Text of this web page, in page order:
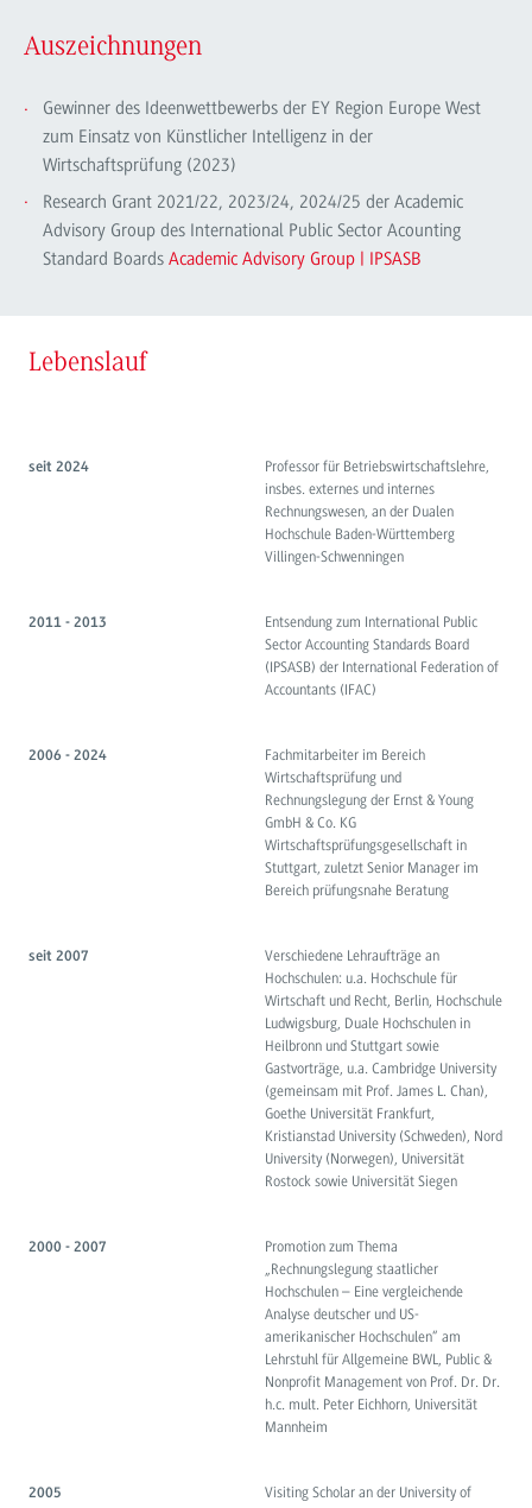
Auszeichnungen
Gewinner des Ideenwettbewerbs der EY Region Europe West
zum Einsatz von Künstlicher Intelligenz in der
Wirtschaftsprüfung (2023)
Research Grant 2021/22, 2023/24, 2024/25 der Academic
Advisory Group des International Public Sector Acounting
Standard BoardsAcademic Advisory Group | IPSASB
Lebenslauf
seit 2024
Professor für Betriebswirtschaftslehre,
insbes. externes und internes
Rechnungswesen, an der Dualen
Hochschule Baden-Württemberg
Villingen-Schwenningen
2011 - 2013
Entsendung zum International Public
Sector Accounting Standards Board
(IPSASB) der International Federation of
Accountants (IFAC)
2006 - 2024
Fachmitarbeiter im Bereich
Wirtschaftsprüfung und
Rechnungslegung der Ernst & Young
GmbH & Co. KG
Wirtschaftsprüfungsgesellschaft in
Stuttgart, zuletzt Senior Manager im
Bereich prüfungsnahe Beratung
seit 2007
Verschiedene Lehraufträge an
Hochschulen: u.a. Hochschule für
Wirtschaft und Recht, Berlin, Hochschule
Ludwigsburg, Duale Hochschulen in
Heilbronn und Stuttgart sowie
Gastvorträge, u.a. Cambridge University
(gemeinsam mit Prof. James L. Chan),
Goethe Universität Frankfurt,
Kristianstad University (Schweden), Nord
University (Norwegen), Universität
Rostock sowie Universität Siegen
2000 - 2007
Promotion zum Thema
„Rechnungslegung staatlicher
Hochschulen – Eine vergleichende
Analyse deutscher und US-
amerikanischer Hochschulen“ am
Lehrstuhl für Allgemeine BWL, Public &
Nonprofit Management von Prof. Dr. Dr.
h.c. mult. Peter Eichhorn, Universität
Mannheim
2005
Visiting Scholar an der University of